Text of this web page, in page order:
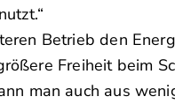
Betrieb den
Freiheit beim
man auch aus